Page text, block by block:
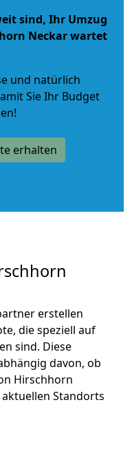
sind, Ihr Umzug
Neckar wartet
und natürlich
Sie Ihr Budget
erhalten
erstellen
die speziell auf
sind. Diese
davon, ob
Hirschhorn
Standorts